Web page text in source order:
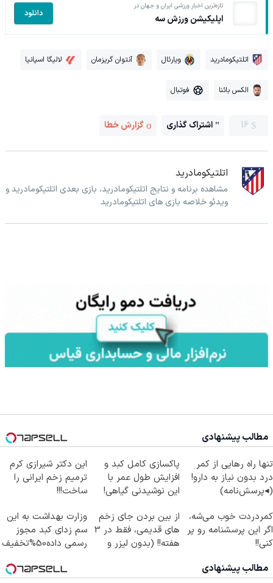
تازه‌ترین اخبار ورزشی ایران و جهان در
اپلیکیشن ورزش سه دانلود
اتلتیکومادرید ویارئال آنتوان گریزمان لالیگا اسپانیا
الکس بائنا فوتبال
16 اشتراک گذاری گزارش خطا
اتلتیکومادرید
مشاهده برنامه و نتایج اتلتیکومادرید، بازی بعدی اتلتیکومادرید و
ویدئو خلاصه بازی های اتلتیکومادرید
مطالب پیشنهادی
تنها راه رهایی از کمر
درد بدون نیاز به دارو!
(◂پرسش‌نامه)
پاکسازی کامل کبد و
افزایش طول عمر با
این نوشیدنی گیاهی!
این دکتر شیرازی کرم
ترمیم زخم ایرانی را
ساخت!!!
کمردردت خوب می‌شه،
اگر این پرسشنامه رو پر
کنی!!
از بین بردن جای زخم
های قدیمی، فقط در 3
هفته!! (بدون لیزر و
وزارت بهداشت به این
سم زدای کبد مجوز
رسمی داده50%تخفیف
مطالب پیشنهادی